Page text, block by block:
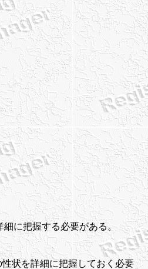
細に把握する必要がある。
状を詳細に把握しておく必要